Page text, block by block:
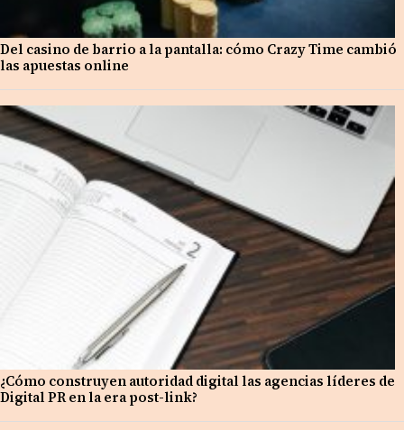
Del casino de barrio a la pantalla: cómo Crazy Time cambió
las apuestas online
¿Cómo construyen autoridad digital las agencias líderes de
Digital PR en la era post-link?